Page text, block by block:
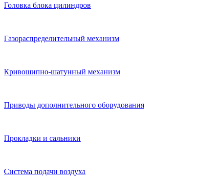
Головка блока цилиндров
Газораспределительный механизм
Кривошипно-шатунный механизм
Приводы дополнительного оборудования
Прокладки и сальники
Система подачи воздуха